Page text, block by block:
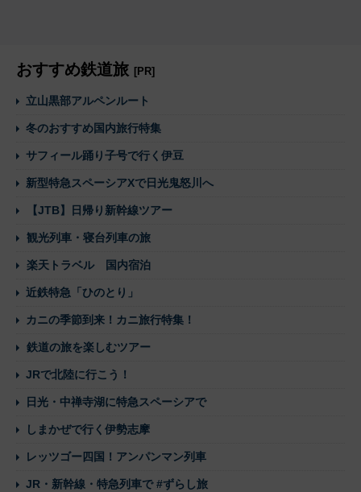
おすすめ鉄道旅 [PR]
立山黒部アルペンルート
冬のおすすめ国内旅行特集
サフィール踊り子号で行く伊豆
新型特急スペーシアXで日光鬼怒川へ
【JTB】日帰り新幹線ツアー
観光列車・寝台列車の旅
楽天トラベル 国内宿泊
近鉄特急「ひのとり」
カニの季節到来！カニ旅行特集！
鉄道の旅を楽しむツアー
JRで北陸に行こう！
日光・中禅寺湖に特急スペーシアで
しまかぜで行く伊勢志摩
レッツゴー四国！アンパンマン列車
JR・新幹線・特急列車で #ずらし旅